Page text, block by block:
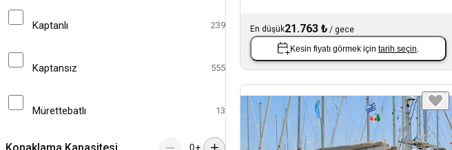
Kaptanlı 239
Kaptansız 555
Mürettebatlı 13
Konaklama Kapasitesi +
En düşük21.763 ₺ / gece
Kesin fiyatı görmek için tarih seçin